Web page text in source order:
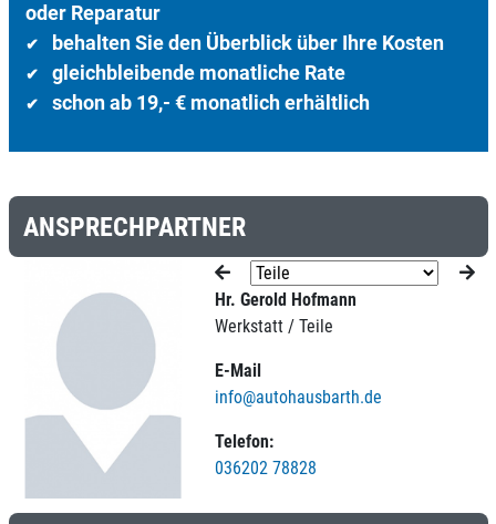
oder Reparatur
✔ behalten Sie den Überblick über Ihre Kosten
✔ gleichbleibende monatliche Rate
✔ schon ab 19,- € monatlich erhältlich
ANSPRECHPARTNER
Hr. Gerold Hofmann
Werkstatt / Teile
E-Mail
info@autohausbarth.de
Telefon:
036202 78828